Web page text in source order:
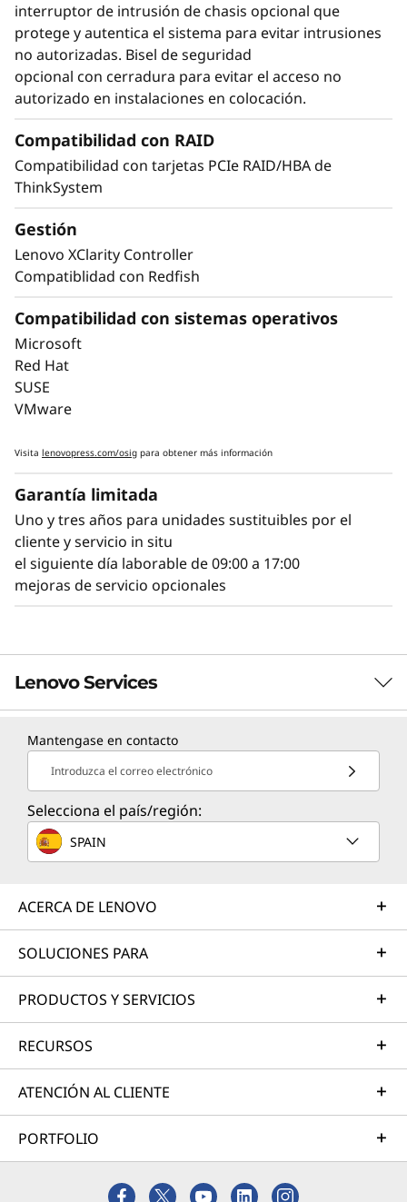
Maximice su tiempo
Cuando su sistema se cae, los minutos son
horas. Ejecutar cargas de trabajo de nivel
nivel empresarial. El ThinkSystem SR850 V4
incorpora características como análisis
predictivo de fallos y detección de errores que
diagnósticos Lightpath para identificar y
como un miniordenador que facilita la
monitorización remota de los principales
indicadores de estado, como la temperatura y
el voltaje, a la vez que gestiona los estados de
alimentación del sistema, incluso con el
interruptor de intrusión de chasis opcional que
protege y autentica el sistema para evitar intrusiones
no autorizadas. Bisel de seguridad
opcional con cerradura para evitar el acceso no
autorizado en instalaciones en colocación.
Compatibilidad con RAID
Compatibilidad con tarjetas PCIe RAID/HBA de
ThinkSystem
Gestión
Lenovo XClarity Controller
Compatiblidad con Redfish
Compatibilidad con sistemas operativos
Microsoft
Red Hat
SUSE
VMware
Visita lenovopress.com/osig para obtener más información
Garantía limitada
Uno y tres años para unidades sustituibles por el
cliente y servicio in situ
el siguiente día laborable de 09:00 a 17:00
mejoras de servicio opcionales
Lenovo Services
Servicios de Infraestructura TruScale
servicio', similar a la nube, con seguridad y control
locales. Se amplía con mucha facilidad, para brindarle
todo el poder y ventaja estratégica del último
Explore más
Servicios profesionales
Crearemos el mejor plan para trasladarlo desde su
estado actual a su destino deseado, gestionando la
arquitectura integral, la instalación de hardware, la
migración de datos y la implementación del sistema.
Este enfoque acelera su llegada a la productividad y
maximiza su ROI.
Más información
Mantengase en contacto
Introduzca el correo electrónico
Selecciona el país/región:
SPAIN
ACERCA DE LENOVO
SOLUCIONES PARA
PRODUCTOS Y SERVICIOS
RECURSOS
ATENCIÓN AL CLIENTE
PORTFOLIO